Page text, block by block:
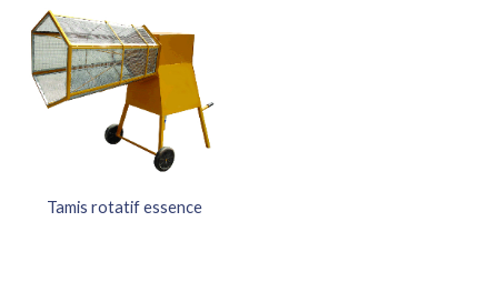
Tamis rotatif essence